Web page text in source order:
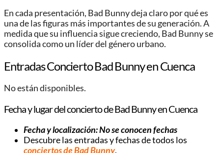
En cada presentación, Bad Bunny deja claro por qué es
una de las figuras más importantes de su generación. A
medida que su influencia sigue creciendo, Bad Bunny se
consolida como un líder del género urbano.
Entradas Concierto Bad Bunny en Cuenca
No están disponibles.
Fecha y lugar del concierto de Bad Bunny en Cuenca
Fecha y localización: No se conocen fechas
Descubre las entradas y fechas de todos los
conciertos de Bad Bunny.